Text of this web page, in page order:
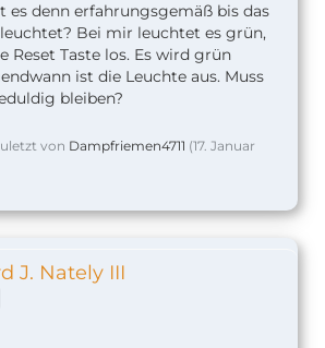
es denn erfahrungsgemäß bis das
Bei mir leuchtet es grün,
Reset Taste los. Es wird grün
ist die Leuchte aus. Muss
bleiben?
von Dampfriemen4711 (17. Januar
J. Nately III